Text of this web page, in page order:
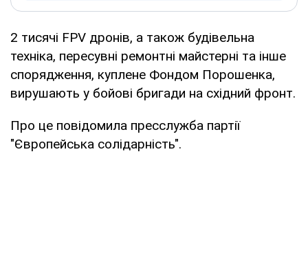
2 тисячі FPV дронів, а також будівельна
техніка, пересувні ремонтні майстерні та інше
спорядження, куплене Фондом Порошенка,
вирушають у бойові бригади на східний фронт.
Про це повідомила пресслужба партії
"Європейська солідарність".